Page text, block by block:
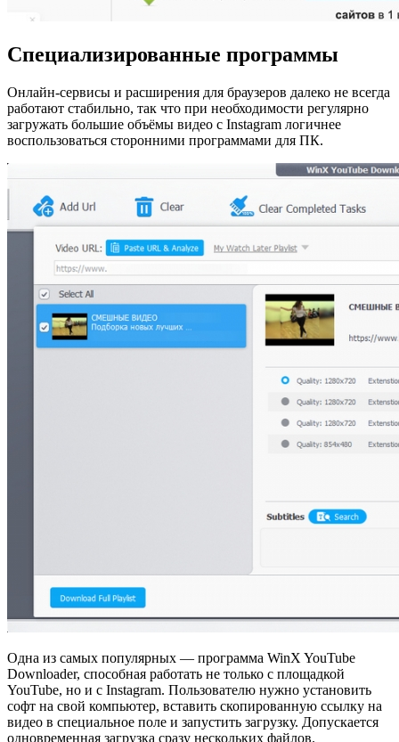
Специализированные программы
Онлайн-сервисы и расширения для браузеров далеко не всегда
работают стабильно, так что при необходимости регулярно
загружать большие объёмы видео с Instagram логичнее
воспользоваться сторонними программами для ПК.
Одна из самых популярных — программа WinX YouTube
Downloader, способная работать не только с площадкой
YouTube, но и с Instagram. Пользователю нужно установить
софт на свой компьютер, вставить скопированную ссылку на
видео в специальное поле и запустить загрузку. Допускается
одновременная загрузка сразу нескольких файлов.